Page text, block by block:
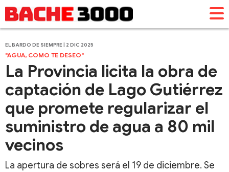
EL BARDO DE SIEMPRE | 2 DIC 2025
"AGUA, COMO TE DESEO"
La Provincia licita la obra de
captación de Lago Gutiérrez
que promete regularizar el
suministro de agua a 80 mil
vecinos
La apertura de sobres será el 19 de diciembre. Se